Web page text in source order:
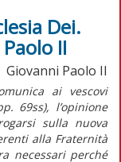
Dei.
II
Giovanni Paolo II
ai vescovi
69ss), l’opinione
sulla nuova
alla Fraternità
necessari perché